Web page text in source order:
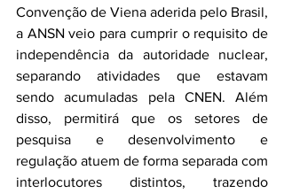
Convenção de Viena aderida pelo Brasil,
a ANSN veio para cumprir o requisito de
independência da autoridade nuclear,
separando atividades que estavam
sendo acumuladas pela CNEN. Além
disso, permitirá que os setores de
pesquisa e desenvolvimento e
regulação atuem de forma separada com
interlocutores distintos, trazendo